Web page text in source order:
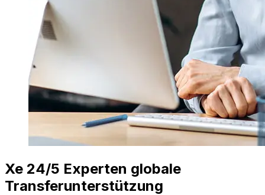
Xe 24/5 Experten globale
Transferunterstützung